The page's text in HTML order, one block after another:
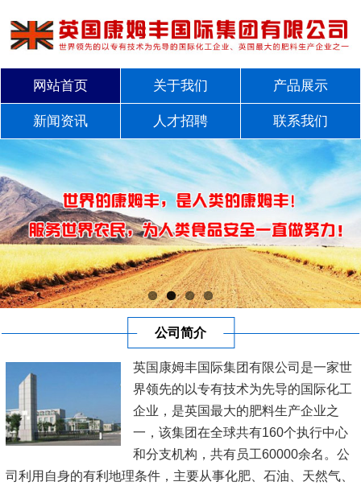
网站首页 关于我们 产品展示
新闻资讯 人才招聘 联系我们
公司简介
英国康姆丰国际集团有限公司是一家世
界领先的以专有技术为先导的国际化工
企业，是英国最大的肥料生产企业之
一，该集团在全球共有160个执行中心
和分支机构，共有员工60000余名。公
司利用自身的有利地理条件，主要从事化肥、石油、天然气、